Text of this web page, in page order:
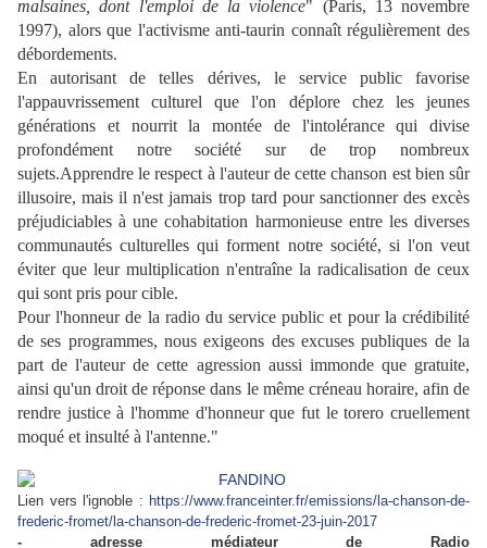
malsaines, dont l'emploi de la violence" (Paris, 13 novembre
1997), alors que l'activisme anti-taurin connaît régulièrement des
débordements.
En autorisant de telles dérives, le service public favorise
l'appauvrissement culturel que l'on déplore chez les jeunes
générations et nourrit la montée de l'intolérance qui divise
profondément notre société sur de trop nombreux
sujets.Apprendre le respect à l'auteur de cette chanson est bien sûr
illusoire, mais il n'est jamais trop tard pour sanctionner des excès
préjudiciables à une cohabitation harmonieuse entre les diverses
communautés culturelles qui forment notre société, si l'on veut
éviter que leur multiplication n'entraîne la radicalisation de ceux
qui sont pris pour cible.
Pour l'honneur de la radio du service public et pour la crédibilité
de ses programmes, nous exigeons des excuses publiques de la
part de l'auteur de cette agression aussi immonde que gratuite,
ainsi qu'un droit de réponse dans le même créneau horaire, afin de
rendre justice à l'homme d'honneur que fut le torero cruellement
moqué et insulté à l'antenne."
Lien vers l'ignoble : https://www.franceinter.fr/emissions/la-chanson-de-
frederic-fromet/la-chanson-de-frederic-fromet-23-juin-2017
- adresse médiateur de Radio